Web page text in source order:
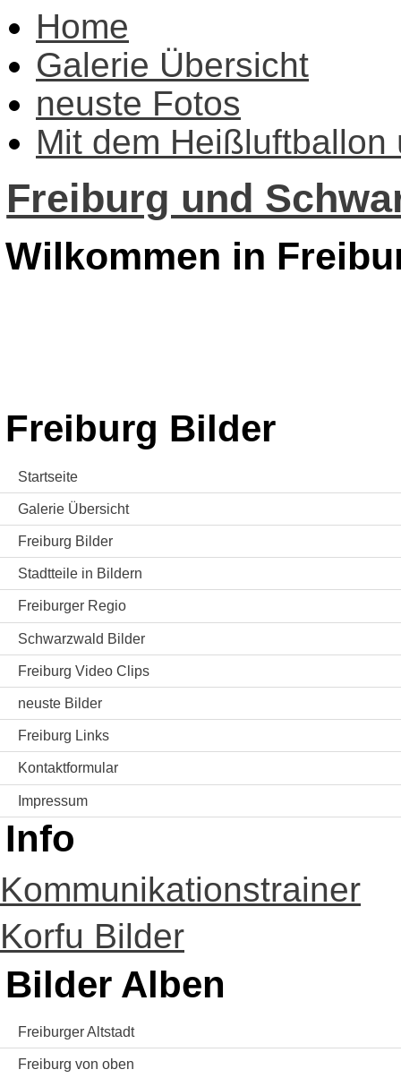
Home
Galerie Übersicht
neuste Fotos
Mit dem Heißluftballon
Freiburg und
Wilkommen in
Freiburg Bilder
Startseite
Galerie Übersicht
Freiburg Bilder
Stadtteile in Bildern
Freiburger Regio
Schwarzwald Bilder
Freiburg Video Clips
neuste Bilder
Freiburg Links
Kontaktformular
Impressum
Info
Kommunikationstrainer
Korfu Bilder
Bilder Alben
Freiburger Altstadt
Freiburg von oben